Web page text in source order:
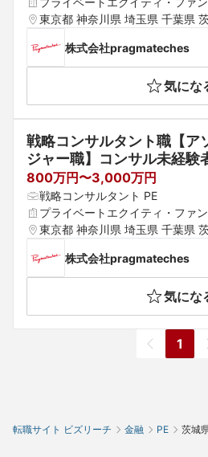
東京都 神奈川県 埼玉県 千葉県
株式会社pragmateches
気にな
戦略コンサルタント職【ア
ジャー職】コンサル未経験
800万円〜3,000万円
戦略コンサルタント PE
プライベートエクイティ・ファ
東京都 神奈川県 埼玉県 千葉県
株式会社pragmateches
気にな
1
転職サイト ビズリーチ 金融 PE 茨城